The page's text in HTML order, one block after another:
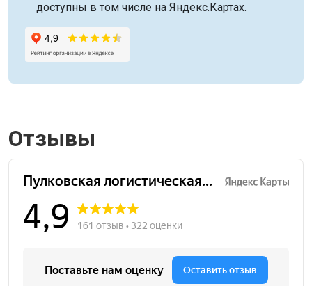
доступны в том числе на Яндекс.Картах.
Отзывы